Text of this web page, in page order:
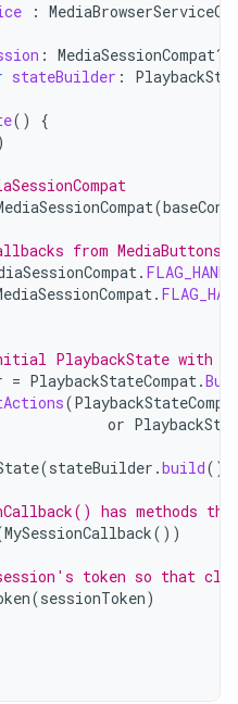
:
: MediaSessionCompat?
stateBuilder :
()
{
(
from MediaButtons
.
.
PlaybackState with
= PlaybackStateCompat.
(
or
(stateBuilder .build())
has methods
MySessionCallback())
token so that
(sessionToken)